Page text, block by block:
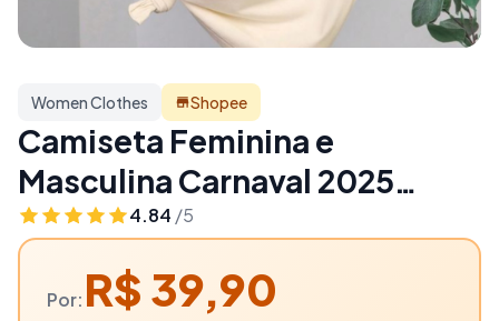
Women Clothes Shopee
Camiseta Feminina e
Masculina Carnaval 2025
Bloquinho Personalizada Em
Alta Leve Confortável |
Women Clothes
4.84 /5
Por: R$ 39,90